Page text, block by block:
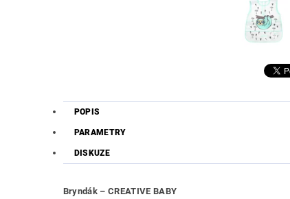
POPIS
PARAMETRY
DISKUZE
Bryndák – CREATIVE BABY